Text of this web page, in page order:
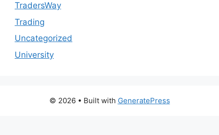
TradersWay
Trading
Uncategorized
University
© 2026 • Built with GeneratePress